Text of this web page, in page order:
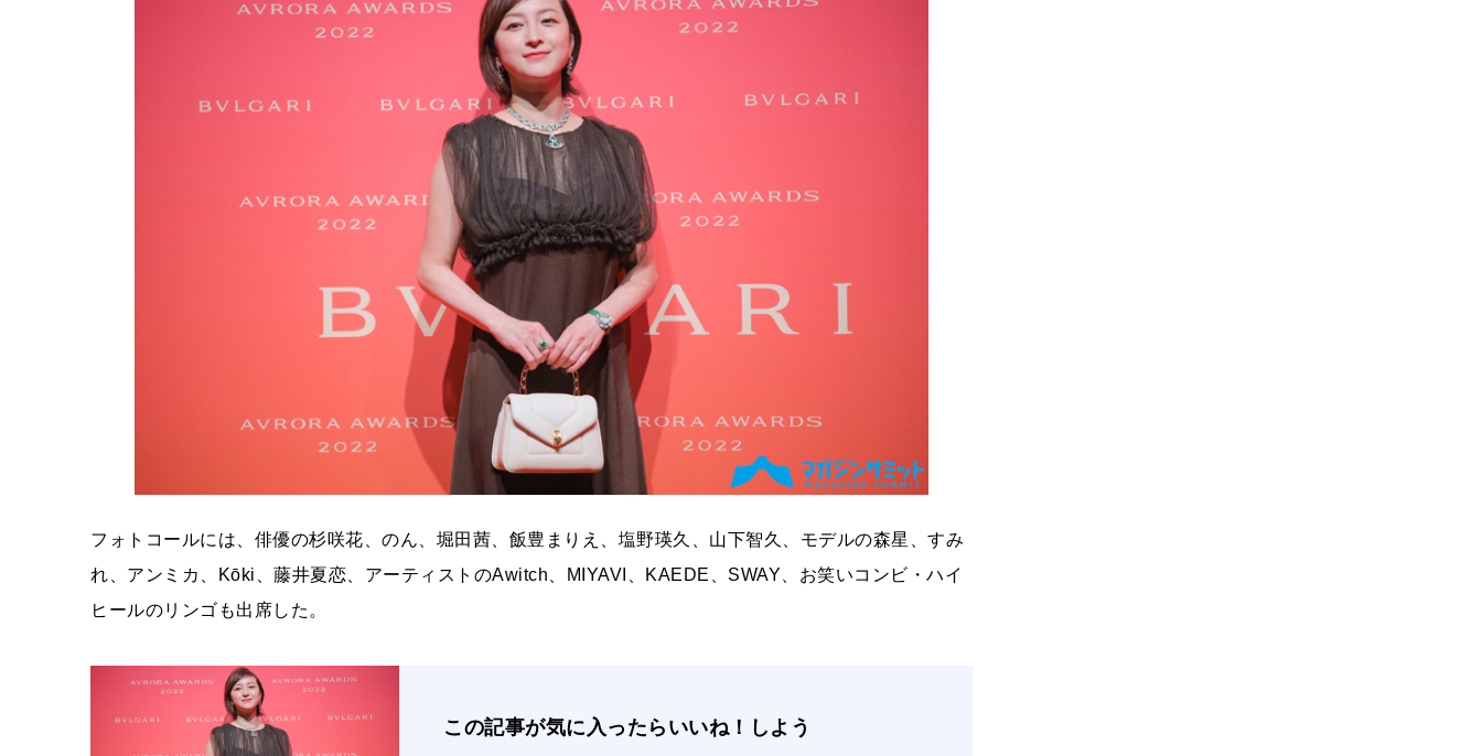
フォトコールには、俳優の杉咲花、のん、堀田茜、飯豊まりえ、塩野瑛久、山下智久、モデルの森星、すみ
れ、アンミカ、Kōki、藤井夏恋、アーティストのAwitch、MIYAVI、KAEDE、SWAY、お笑いコンビ・ハイ
ヒールのリンゴも出席した。
この記事が気に入ったらいいね！しよう